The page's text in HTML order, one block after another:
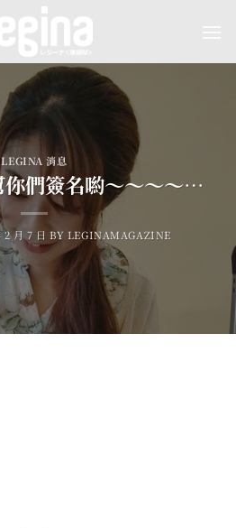
LEGINA 消息
們簽名喲～～～～…
2 月 7 日 BY LEGINAMAGAZINE